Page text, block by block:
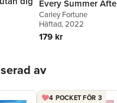
Every Summer
Carley Fortune
Häftad, 2022
179 kr
av
4 POCKET FÖR 3